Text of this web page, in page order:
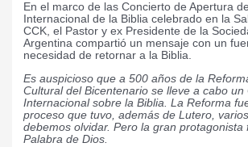
En el marco de las Concierto de Apertura
Internacional de la Biblia celebrado en la
CCK, el Pastor y ex Presidente de la
Argentina compartió un mensaje con un
necesidad de retornar a la Biblia.
Es auspicioso que a 500 años de la
Cultural del Bicentenario se lleve a cabo un
Internacional sobre la Biblia. La Reforma
proceso que tuvo, además de Lutero,
debemos olvidar. Pero la gran protagonista
Palabra de Dios.